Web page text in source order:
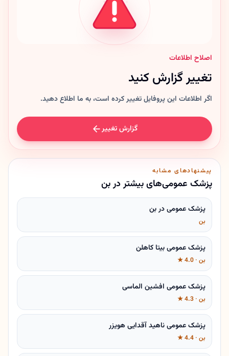
اصلاح اطلاعات
تغییر گزارش کنید
اگر اطلاعات این پروفایل تغییر کرده است، به ما اطلاع دهید.
گزارش تغییر
پیشنهادهای مشابه
پزشک عمومی‌های بیشتر در بن
پزشک عمومی در بن
بن
پزشک عمومی بیتا کاهلن
بن · 4.0 ★
پزشک عمومی افشین الماسی
بن · 4.3 ★
پزشک عمومی ناهید آقدایی هویزر
بن · 4.4 ★